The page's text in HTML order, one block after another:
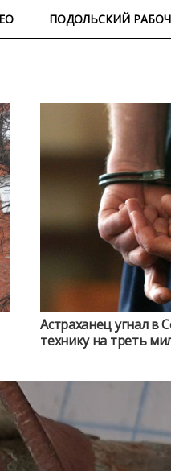
ПОДОЛЬСКИЙ
Астраханец угнал в
технику на треть